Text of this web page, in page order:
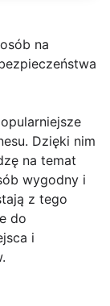
na
Dzięki nim
na temat
wygodny i
z tego
do
i